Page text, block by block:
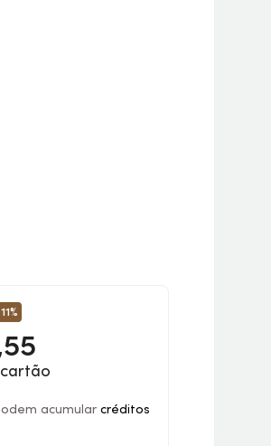
cartão
acumular créditos